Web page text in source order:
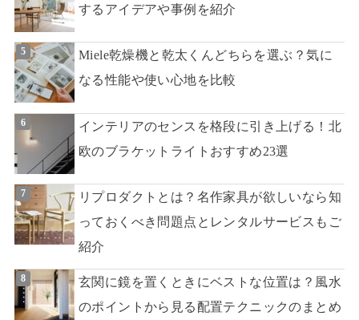
するアイデアや事例を紹介
Miele乾燥機と乾太くんどちらを選ぶ？気に
なる性能や使い心地を比較
インテリアのセンスを格段に引き上げる！北
欧のブラケットライトおすすめ23選
リプロダクトとは？名作家具が欲しいなら知
っておくべき問題点とレンタルサービスもご
紹介
玄関に鏡を置くときにベストな位置は？風水
のポイントから見る配置テクニックのまとめ